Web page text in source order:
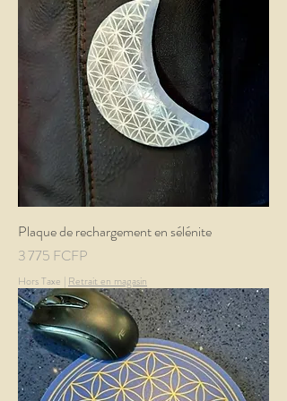
Plaque de rechargement en sélénite
Prix
3 775 FCFP
Hors Taxe | Retrait en magasin